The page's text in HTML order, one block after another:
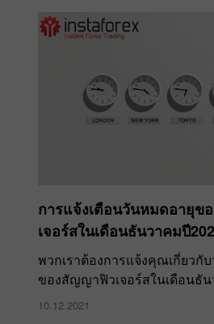
การแจ้งเตือนวันหมดอายุข
เจอร์สในเดือนธันวาคมปี
พวกเราต้องการแจ้งคุณเกี่ยวกั
ของสัญญาฟิวเจอร์สในเดือนธัน
10.12.2021